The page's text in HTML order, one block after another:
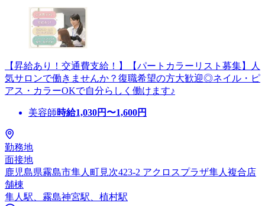
【昇給あり！交通費支給！】【パートカラーリスト募集】人
気サロンで働きませんか？復職希望の方大歓迎◎ネイル・ピ
アス・カラーOKで自分らしく働けます♪
美容師時給1,030円〜1,600円
勤務地
面接地
鹿児島県霧島市隼人町見次423-2 アクロスプラザ隼人複合店
舗棟
隼人駅、霧島神宮駅、植村駅